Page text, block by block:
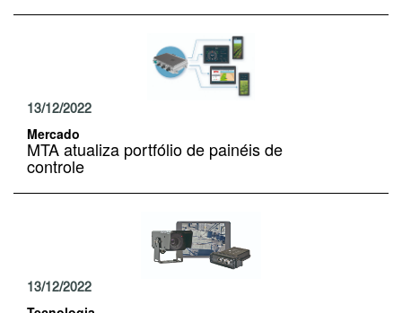
13/12/2022
Mercado
MTA atualiza portfólio de painéis de
controle
13/12/2022